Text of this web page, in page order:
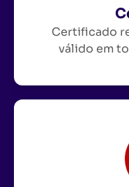
Certificado
válido em